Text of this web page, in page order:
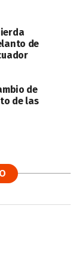
de
de
de las